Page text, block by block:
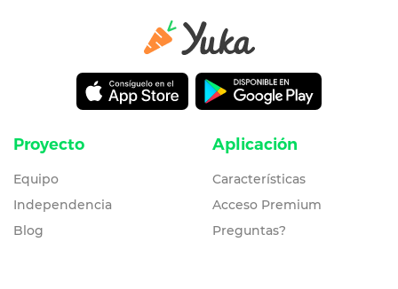
Proyecto
Equipo
Independencia
Blog
Aplicación
Características
Acceso Premium
Preguntas?